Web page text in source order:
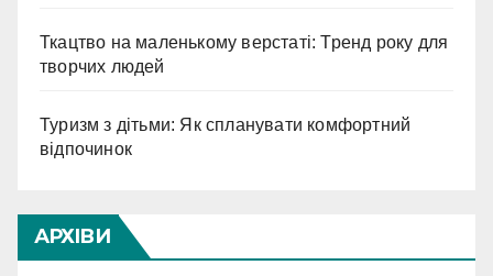
Ткацтво на маленькому верстаті: Тренд року для
творчих людей
Туризм з дітьми: Як спланувати комфортний
відпочинок
АРХІВИ